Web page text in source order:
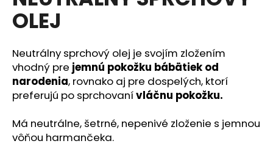
5,0
z
hviezdičiek.
OLEJ
Neutrálny sprchový olej je svojím zložením
vhodný pre jemnú pokožku bábätiek od
narodenia, rovnako aj pre dospelých, ktorí
preferujú po sprchovanívláčnu pokožku.
Má neutrálne, šetrné, nepenivé zloženie s jemnou
vôňou harmančeka.
á
j
s
ť
?
HĽADAŤ